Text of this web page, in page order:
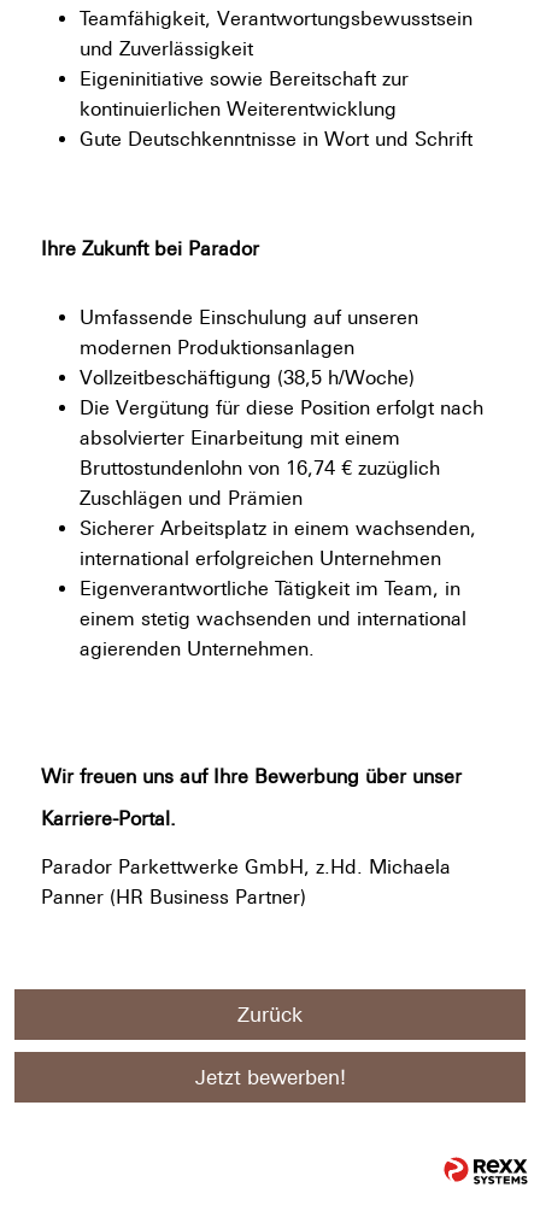
Teamfähigkeit, Verantwortungsbewusstsein
und Zuverlässigkeit
Eigeninitiative sowie Bereitschaft zur
kontinuierlichen Weiterentwicklung
Gute Deutschkenntnisse in Wort und Schrift
Ihre Zukunft bei Parador
Umfassende Einschulung auf unseren
modernen Produktionsanlagen
Vollzeitbeschäftigung (38,5 h/Woche)
Die Vergütung für diese Position erfolgt nach
absolvierter Einarbeitung mit einem
Bruttostundenlohn von 16,74 € zuzüglich
Zuschlägen und Prämien
Sicherer Arbeitsplatz in einem wachsenden,
international erfolgreichen Unternehmen
Eigenverantwortliche Tätigkeit im Team, in
einem stetig wachsenden und international
agierenden Unternehmen.
Wir freuen uns auf Ihre Bewerbung über unser
Karriere-Portal.
Parador Parkettwerke GmbH, z.Hd. Michaela
Panner (HR Business Partner)
Zurück
Jetzt bewerben!